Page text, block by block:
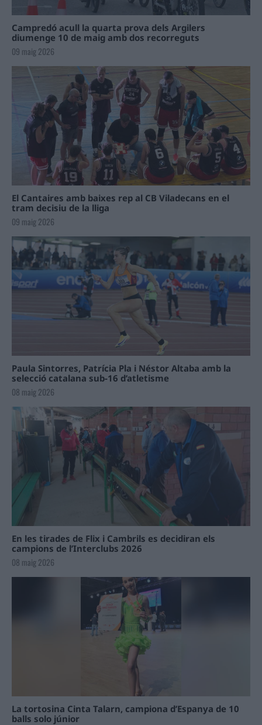
Campredó acull la quarta prova dels Argilers
diumenge 10 de maig amb dos recorreguts
09 maig 2026
El Cantaires amb baixes rep al CB Viladecans en el
tram decisiu de la lliga
09 maig 2026
Paula Sintorres, Patrícia Pla i Néstor Altaba amb la
selecció catalana sub-16 d’atletisme
08 maig 2026
En les tirades de Flix i Cambrils es decidiran els
campions de l’Interclubs 2026
08 maig 2026
La tortosina Cinta Talarn, campiona d’Espanya de 10
balls solo júnior